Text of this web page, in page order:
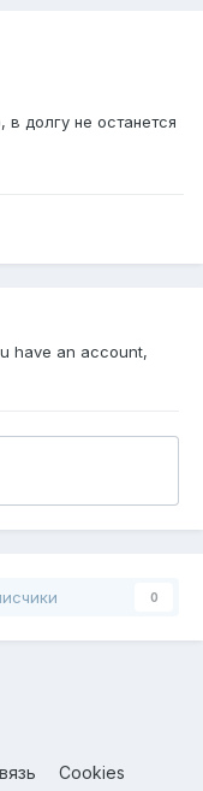
в долгу не останется
have an account,
0
Cookies